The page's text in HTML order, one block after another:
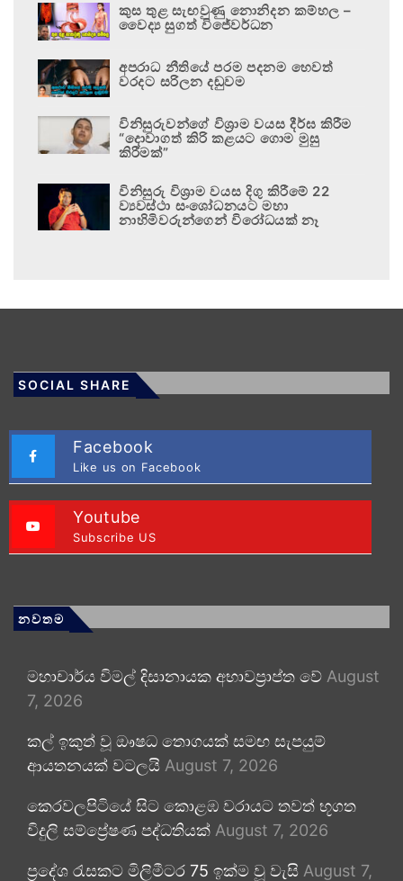
කුස තුළ සැඟවුණු නොනිදන කම්හල –
වෛද්‍ය සුගත් විජේවර්ධන
අපරාධ නීතියේ පරම පදනම හෙවත්
වරදට සරිලන දඬුවම
විනිසුරුවන්ගේ විශ්‍රාම වයස දීර්ඝ කිරීම
“දොවාගත් කිරි කළයට ගොම මුසු
කිරීමක්”
විනිසුරු විශ්‍රාම වයස දිගු කිරීමේ 22
ව්‍යවස්ථා සංශෝධනයට මහා
නාහිමිවරුන්ගෙන් විරෝධයක් නෑ
SOCIAL SHARE
Facebook
Like us on Facebook
Youtube
Subscribe US
නවතම
මහාචාර්ය විමල් දිසානායක අභාවප්‍රාප්ත වේ August
7, 2026
කල් ඉකුත් වූ ඖෂධ තොගයක් සමඟ සැපයුම්
ආයතනයක් වටලයි August 7, 2026
කෙරවලපිටියේ සිට කොළඹ වරායට තවත් භූගත
විදුලි සම්ප්‍රේෂණ පද්ධතියක් August 7, 2026
ප්‍රදේශ රැසකට මිලිමීටර 75 ඉක්ම වූ වැසි August 7,